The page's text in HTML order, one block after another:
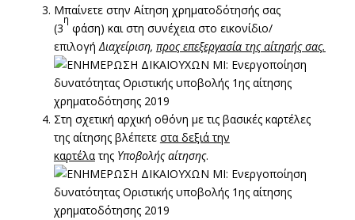
Μπαίνετε στην Αίτηση χρηματοδότησής σας
(3
η
φάση) και στη συνέχεια στο εικονίδιο/
επιλογήΔιαχείριση, προς επεξεργασία της αίτησής σας.
Στη σχετική αρχική οθόνη με τις βασικές καρτέλες
της αίτησης βλέπετε στα δεξιά την
καρτέλατης Υποβολής αίτησης.